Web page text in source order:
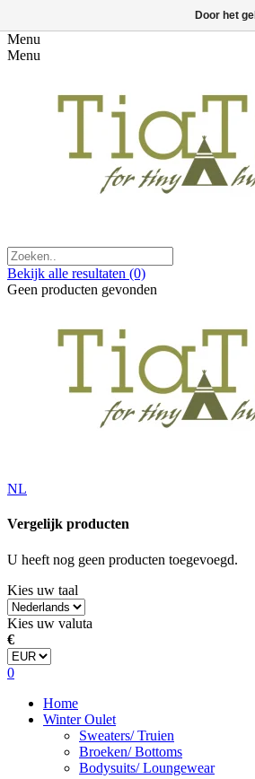
Menu
Menu
Bekijk alle resultaten (0)
Geen producten gevonden
NL
Vergelijk producten
U heeft nog geen producten toegevoegd.
Kies uw taal
Kies uw valuta
€
0
Home
Winter Oulet
Sweaters/ Truien
Broeken/ Bottoms
Bodysuits/ Loungewear
Door het